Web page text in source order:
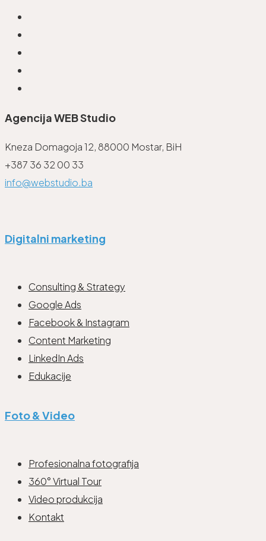
Agencija WEB Studio
Kneza Domagoja 12, 88000 Mostar, BiH
+387 36 32 00 33
info@webstudio.ba
Digitalni marketing
Consulting & Strategy
Google Ads
Facebook & Instagram
Content Marketing
LinkedIn Ads
Edukacije
Foto & Video
Profesionalna fotografija
360° Virtual Tour
Video produkcija
Kontakt